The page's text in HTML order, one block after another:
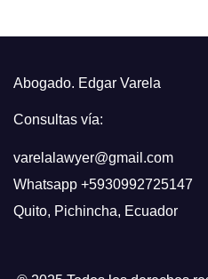
Abogado. Edgar Varela
Consultas vía:
varelalawyer@gmail.com
Whatsapp +5930992725147
Quito, Pichincha, Ecuador